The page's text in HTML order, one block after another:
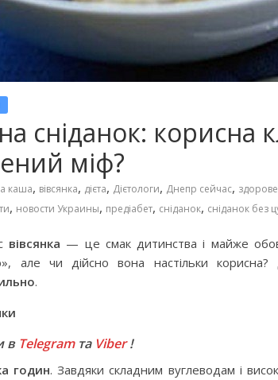
сніданок: корисна
міф?
каша, вівсянка, дієта, Дієтологи, Днепр сейчас,
, новости Украины, предіабет, сніданок, сніданок без
вівсянка — це смак дитинства і майже
але чи дійсно вона настільки корисна?
.
в Telegramта Viber!
годин. Завдяки складним вуглеводам і